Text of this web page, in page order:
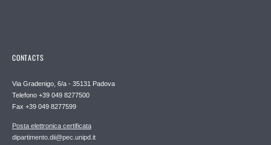
CONTACTS
Via Gradenigo, 6/a - 35131 Padova
Telefono +39 049 8277500
Fax +39 049 8277599
Posta elettronica certificata
dipartimento.dii@pec.unipd.it